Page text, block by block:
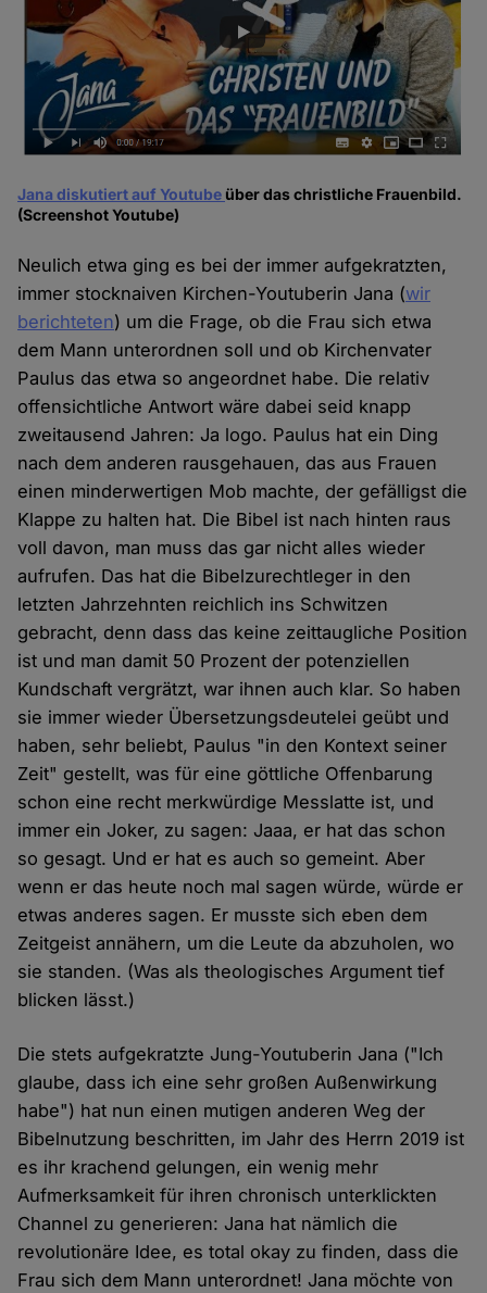
Jana diskutiert auf Youtube über das christliche Frauenbild.
(Screenshot Youtube)
Neulich etwa ging es bei der immer aufgekratzten,
immer stocknaiven Kirchen-Youtuberin Jana (wir
berichteten) um die Frage, ob die Frau sich etwa
dem Mann unterordnen soll und ob Kirchenvater
Paulus das etwa so angeordnet habe. Die relativ
offensichtliche Antwort wäre dabei seid knapp
zweitausend Jahren: Ja logo. Paulus hat ein Ding
nach dem anderen rausgehauen, das aus Frauen
einen minderwertigen Mob machte, der gefälligst die
Klappe zu halten hat. Die Bibel ist nach hinten raus
voll davon, man muss das gar nicht alles wieder
aufrufen. Das hat die Bibelzurechtleger in den
letzten Jahrzehnten reichlich ins Schwitzen
gebracht, denn dass das keine zeittaugliche Position
ist und man damit 50 Prozent der potenziellen
Kundschaft vergrätzt, war ihnen auch klar. So haben
sie immer wieder Übersetzungsdeutelei geübt und
haben, sehr beliebt, Paulus "in den Kontext seiner
Zeit" gestellt, was für eine göttliche Offenbarung
schon eine recht merkwürdige Messlatte ist, und
immer ein Joker, zu sagen: Jaaa, er hat das schon
so gesagt. Und er hat es auch so gemeint. Aber
wenn er das heute noch mal sagen würde, würde er
etwas anderes sagen. Er musste sich eben dem
Zeitgeist annähern, um die Leute da abzuholen, wo
sie standen. (Was als theologisches Argument tief
blicken lässt.)
Die stets aufgekratzte Jung-Youtuberin Jana ("Ich
glaube, dass ich eine sehr großen Außenwirkung
habe") hat nun einen mutigen anderen Weg der
Bibelnutzung beschritten, im Jahr des Herrn 2019 ist
es ihr krachend gelungen, ein wenig mehr
Aufmerksamkeit für ihren chronisch unterklickten
Channel zu generieren: Jana hat nämlich die
revolutionäre Idee, es total okay zu finden, dass die
Frau sich dem Mann unterordnet! Jana möchte von